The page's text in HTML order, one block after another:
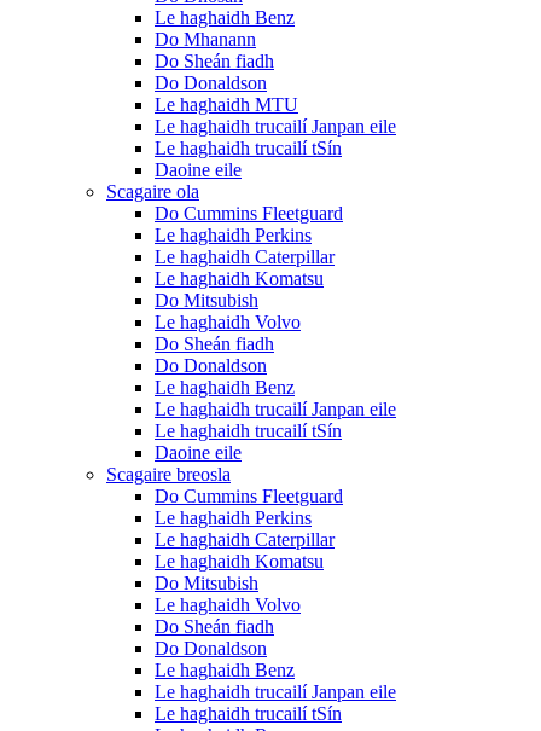
Le haghaidh Benz
Do Mhanann
Do Sheán fiadh
Do Donaldson
Le haghaidh MTU
Le haghaidh trucailí Janpan eile
Le haghaidh trucailí tSín
Daoine eile
Scagaire ola
Do Cummins Fleetguard
Le haghaidh Perkins
Le haghaidh Caterpillar
Le haghaidh Komatsu
Do Mitsubish
Le haghaidh Volvo
Do Sheán fiadh
Do Donaldson
Le haghaidh Benz
Le haghaidh trucailí Janpan eile
Le haghaidh trucailí tSín
Daoine eile
Scagaire breosla
Do Cummins Fleetguard
Le haghaidh Perkins
Le haghaidh Caterpillar
Le haghaidh Komatsu
Do Mitsubish
Le haghaidh Volvo
Do Sheán fiadh
Do Donaldson
Le haghaidh Benz
Le haghaidh trucailí Janpan eile
Le haghaidh trucailí tSín